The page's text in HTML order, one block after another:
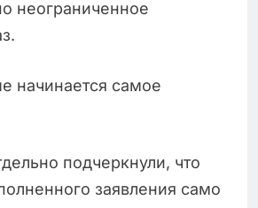
неограниченное
начинается самое
подчеркнули, что
заявления само